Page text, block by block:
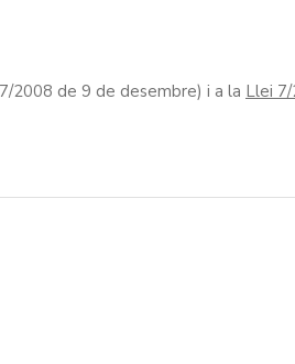
2008 de 9 de desembre) i a la Llei